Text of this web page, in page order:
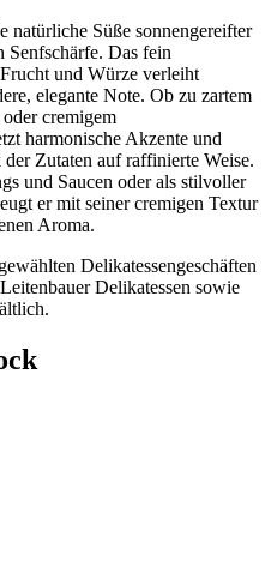
natürliche Süße sonnengereifter
Senfschärfe. Das fein
und Würze verleiht
elegante Note. Ob zu zartem
cremigem
harmonische Akzente und
Zutaten auf raffinierte Weise.
und Saucen oder als stilvoller
er mit seiner cremigen Textur
Aroma.
Delikatessengeschäften
Delikatessen sowie